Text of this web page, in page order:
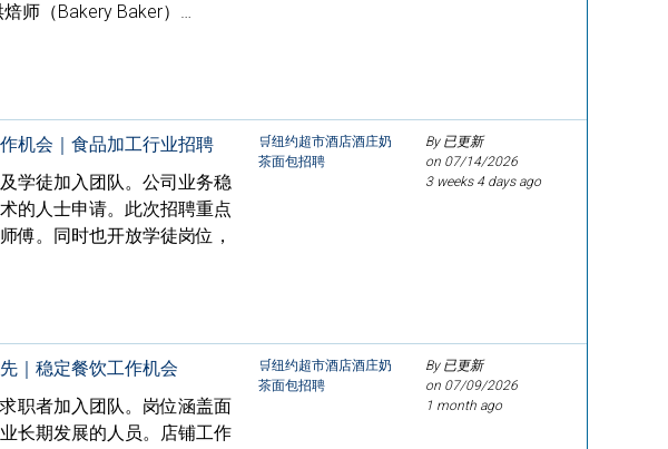
师（Bakery Baker）…
机会｜食品加工行业招聘
学徒加入团队。公司业务稳
的人士申请。此次招聘重点
傅。同时也开放学徒岗位，
🛒纽约超市酒店酒庄奶
茶面包招聘
By 已更新
on 07/14/2026
3 weeks 4 days ago
｜稳定餐饮工作机会
职者加入团队。岗位涵盖面
长期发展的人员。店铺工作
🛒纽约超市酒店酒庄奶
茶面包招聘
By 已更新
on 07/09/2026
1 month ago